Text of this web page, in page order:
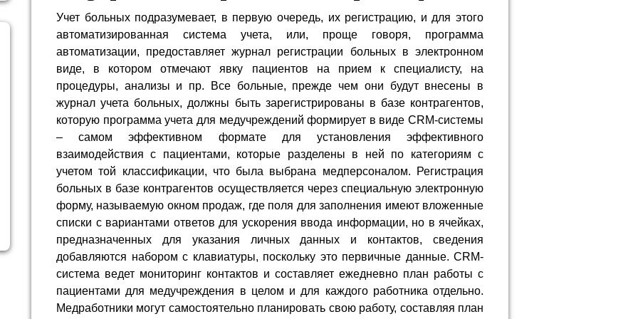
Учет больных подразумевает, в первую очередь, их регистрацию, и для этого
автоматизированная система учета, или, проще говоря, программа
автоматизации, предоставляет журнал регистрации больных в электронном
виде, в котором отмечают явку пациентов на прием к специалисту, на
процедуры, анализы и пр. Все больные, прежде чем они будут внесены в
журнал учета больных, должны быть зарегистрированы в базе контрагентов,
которую программа учета для медучреждений формирует в виде CRM-системы
– самом эффективном формате для установления эффективного
взаимодействия с пациентами, которые разделены в ней по категориям с
учетом той классификации, что была выбрана медперсоналом. Регистрация
больных в базе контрагентов осуществляется через специальную электронную
форму, называемую окном продаж, где поля для заполнения имеют вложенные
списки с вариантами ответов для ускорения ввода информации, но в ячейках,
предназначенных для указания личных данных и контактов, сведения
добавляются набором с клавиатуры, поскольку это первичные данные. CRM-
система ведет мониторинг контактов и составляет ежедневно план работы с
пациентами для медучреждения в целом и для каждого работника отдельно.
Медработники могут самостоятельно планировать свою работу, составляя план